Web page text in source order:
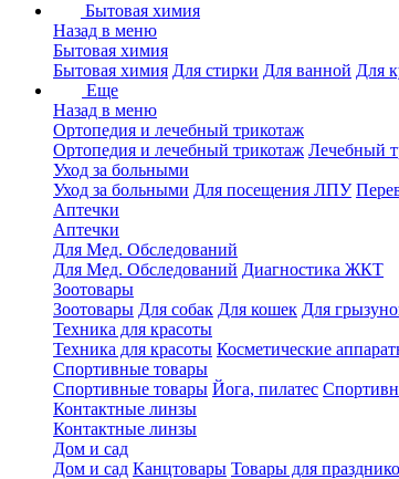
Бытовая химия
Назад в меню
Бытовая химия
Бытовая химия Для стирки Для ванной Для
Еще
Назад в меню
Ортопедия и лечебный трикотаж
Ортопедия и лечебный трикотаж Лечебный
Уход за больными
Уход за больными Для посещения ЛПУ
Аптечки
Аптечки
Для Мед. Обследований
Для Мед. Обследований Диагностика ЖКТ
Зоотовары
Зоотовары Для собак Для кошек Для
Техника для красоты
Техника для красоты Косметические
Спортивные товары
Спортивные товары Йога, пилатес
Контактные линзы
Контактные линзы
Дом и сад
Дом и сад Канцтовары Товары для